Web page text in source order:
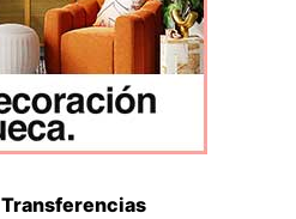
Transferencias